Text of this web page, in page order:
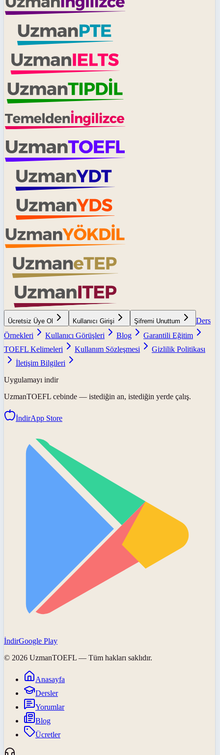
Ücretsiz Üye Ol Kullanıcı Girişi Şifremi Unuttum
Ders
Örnekleri
Kullanıcı Görüşleri Blog
Garantili Eğitim
TOEFL Kelimeleri
Kullanım Sözleşmesi
Gizlilik Politikası
İletişim Bilgileri
Uygulamayı indir
UzmanTOEFL cebinde — istediğin an, istediğin yerde çalış.
İndirApp Store
İndirGoogle Play
© 2026 UzmanTOEFL — Tüm hakları saklıdır.
Anasayfa
Dersler
Yorumlar
Blog
Ücretler